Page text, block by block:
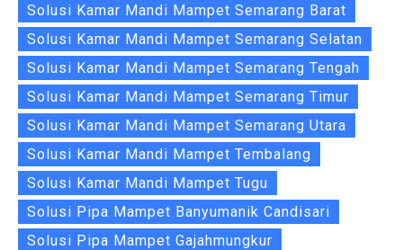
Solusi Kamar Mandi Mampet Semarang Barat
Solusi Kamar Mandi Mampet Semarang Selatan
Solusi Kamar Mandi Mampet Semarang Tengah
Solusi Kamar Mandi Mampet Semarang Timur
Solusi Kamar Mandi Mampet Semarang Utara
Solusi Kamar Mandi Mampet Tembalang
Solusi Kamar Mandi Mampet Tugu
Solusi Pipa Mampet Banyumanik Candisari
Solusi Pipa Mampet Gajahmungkur